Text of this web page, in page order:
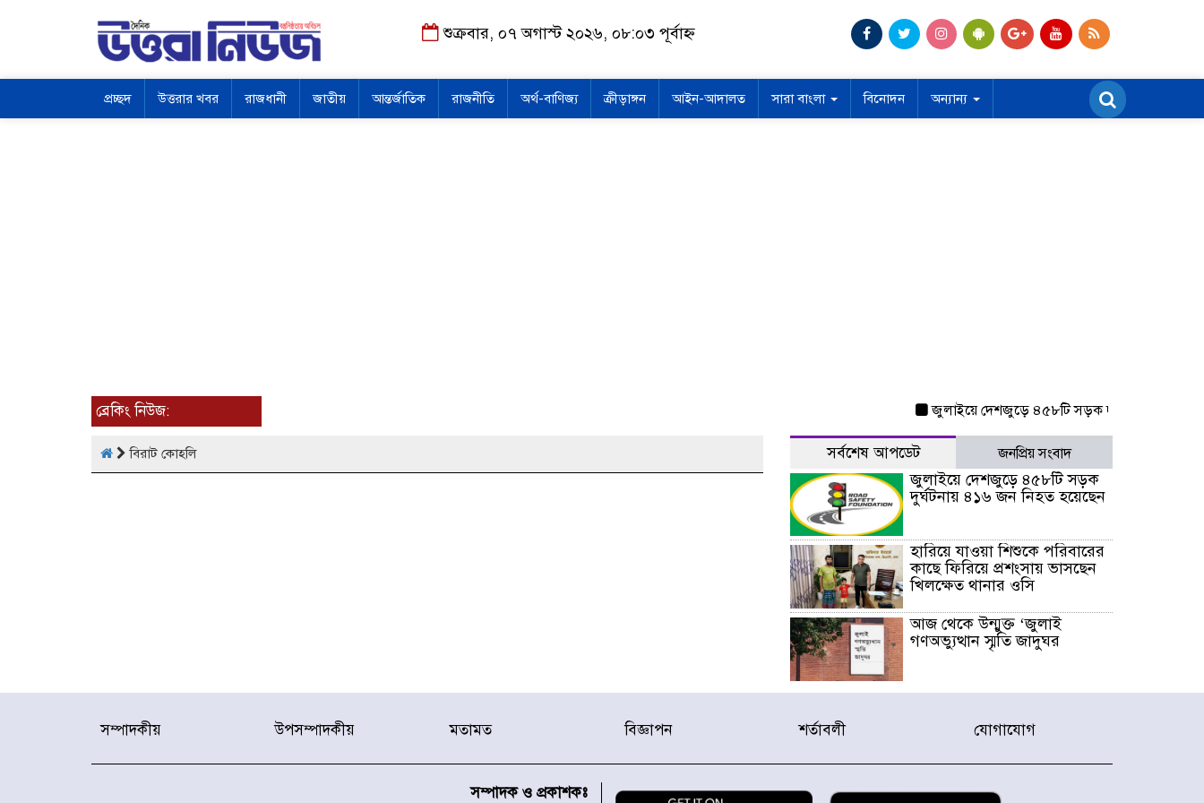
শুক্রবার, ০৭ অগাস্ট ২০২৬, ০৮:০৩ পূর্বাহ্ন
প্রচ্ছদ উত্তরার খবর রাজধানী জাতীয় আন্তর্জাতিক রাজনীতি অর্থ-বাণিজ্য ক্রীড়াঙ্গন আইন-আদালত সারা বাংলা বিনোদন অন্যান্য
ব্রেকিং নিউজ: জুলাইয়ে দেশজুড়ে ৪৫৮টি সড়ক দুর্ঘটনায় ৪১৬ জন
বিরাট কোহলি সর্বশেষ আপডেট জনপ্রিয় সংবাদ
জুলাইয়ে দেশজুড়ে ৪৫৮টি সড়ক
দুর্ঘটনায় ৪১৬ জন নিহত হয়েছেন
হারিয়ে যাওয়া শিশুকে পরিবারের
কাছে ফিরিয়ে প্রশংসায় ভাসছেন
খিলক্ষেত থানার ওসি
আজ থেকে উন্মুক্ত ‘জুলাই
গণঅভ্যুত্থান স্মৃতি জাদুঘর
রাজধানীর উত্তরা আঞ্চলিক
চক্রের ১৩ জন সদস্যকে বিভিন্ন
র‌্যাব-১
হরমুজ প্রণালি নিয়ে ওমানের সঙ্গে
সম্পাদকীয় উপসম্পাদকীয় মতামত বিজ্ঞাপন শর্তাবলী যোগাযোগ
সম্পাদক ও প্রকাশকঃ